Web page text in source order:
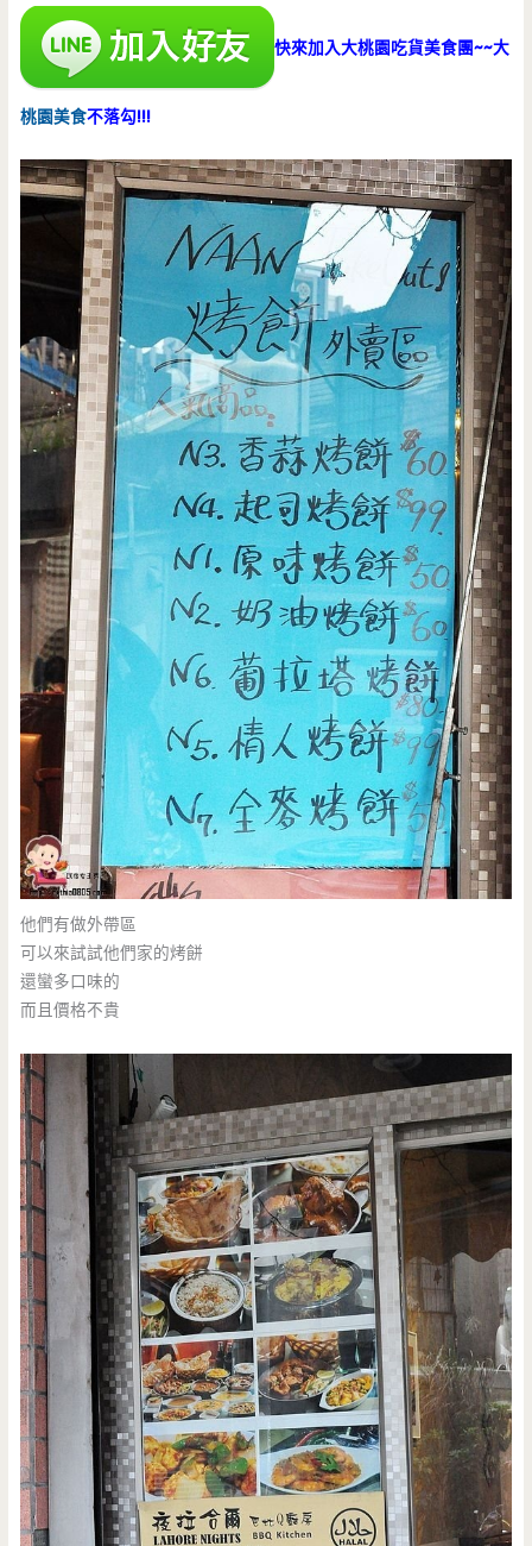
快來加入大桃園吃貨美食團~~大
桃園美食不落勾!!!
他們有做外帶區
可以來試試他們家的烤餅
還蠻多口味的
而且價格不貴